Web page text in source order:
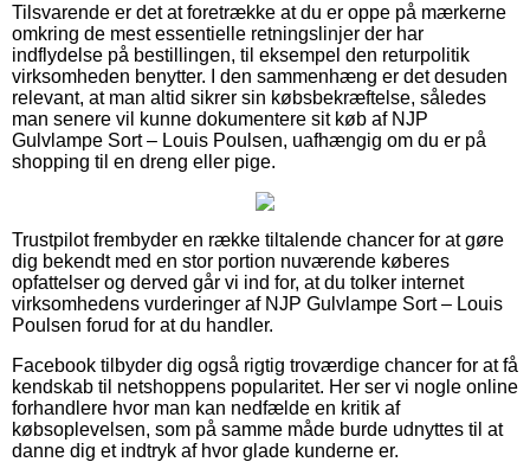
Tilsvarende er det at foretrække at du er oppe på mærkerne
omkring de mest essentielle retningslinjer der har
indflydelse på bestillingen, til eksempel den returpolitik
virksomheden benytter. I den sammenhæng er det desuden
relevant, at man altid sikrer sin købsbekræftelse, således
man senere vil kunne dokumentere sit køb af NJP
Gulvlampe Sort – Louis Poulsen, uafhængig om du er på
shopping til en dreng eller pige.
Trustpilot frembyder en række tiltalende chancer for at gøre
dig bekendt med en stor portion nuværende køberes
opfattelser og derved går vi ind for, at du tolker internet
virksomhedens vurderinger af NJP Gulvlampe Sort – Louis
Poulsen forud for at du handler.
Facebook tilbyder dig også rigtig troværdige chancer for at få
kendskab til netshoppens popularitet. Her ser vi nogle online
forhandlere hvor man kan nedfælde en kritik af
købsoplevelsen, som på samme måde burde udnyttes til at
danne dig et indtryk af hvor glade kunderne er.